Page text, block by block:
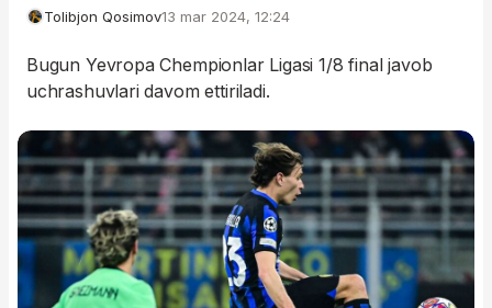
Tolibjon Qosimov13 mar 2024, 12:24
Bugun Yevropa Chempionlar Ligasi 1/8 final javob
uchrashuvlari davom ettiriladi.